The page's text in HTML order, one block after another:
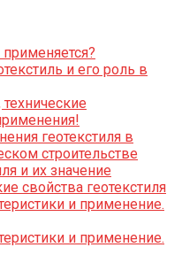
применяется?
и его роль в
геотекстиля в
строительстве
и их значение
свойства геотекстиля
и применение.
и применение.